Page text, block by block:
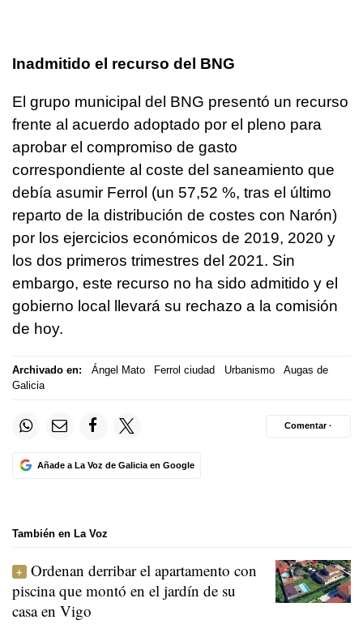
Inadmitido el recurso del BNG
El grupo municipal del BNG presentó un recurso
frente al acuerdo adoptado por el pleno para
aprobar el compromiso de gasto
correspondiente al coste del saneamiento que
debía asumir Ferrol (un 57,52 %, tras el último
reparto de la distribución de costes con Narón)
por los ejercicios económicos de 2019, 2020 y
los dos primeros trimestres del 2021. Sin
embargo, este recurso no ha sido admitido y el
gobierno local llevará su rechazo a la comisión
de hoy.
Archivado en: Ángel Mato Ferrol ciudad Urbanismo
Augas de
Galicia
Añade a La Voz de Galicia en Google
Comentar ·
También en La Voz
Ordenan derribar el apartamento con
piscina que montó en el jardín de su
casa en Vigo